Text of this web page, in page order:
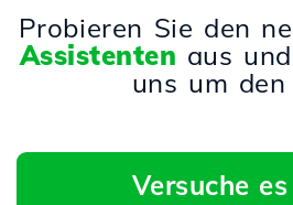
Probieren Sie den
Assistenten aus
uns um den
Versuche